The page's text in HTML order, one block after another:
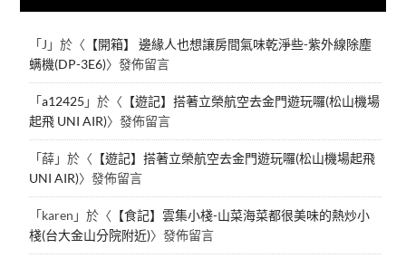
「J 」於〈 【開箱】 邊緣人也想讓房間氣味乾淨些-紫外線除塵
螨機(DP-3E6)〉發佈留言
「a12425 」於〈 【遊記】搭著立榮航空去金門遊玩囉(松山機場
起飛 UNI AIR)〉發佈留言
「薛」於〈 【遊記】搭著立榮航空去金門遊玩囉(松山機場起飛
UNI AIR)〉發佈留言
「karen 」於〈 【食記】雲集小棧-山菜海菜都很美味的熱炒小
棧(台大金山分院附近)〉發佈留言